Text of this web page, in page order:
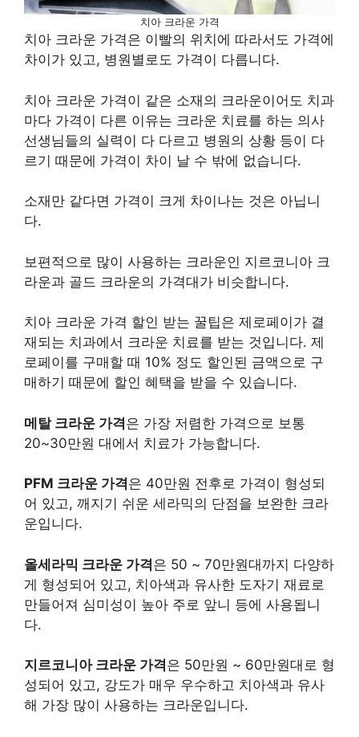
치아 크라운 가격
치아 크라운 가격은 이빨의 위치에 따라서도 가격에
차이가 있고, 병원별로도 가격이 다릅니다.
치아 크라운 가격이 같은 소재의 크라운이어도 치과
마다 가격이 다른 이유는 크라운 치료를 하는 의사
선생님들의 실력이 다 다르고 병원의 상황 등이 다
르기 때문에 가격이 차이 날 수 밖에 없습니다.
소재만 같다면 가격이 크게 차이나는 것은 아닙니
다.
보편적으로 많이 사용하는 크라운인 지르코니아 크
라운과 골드 크라운의 가격대가 비슷합니다.
치아 크라운 가격 할인 받는 꿀팁은 제로페이가 결
재되는 치과에서 크라운 치료를 받는 것입니다. 제
로페이를 구매할 때 10% 정도 할인된 금액으로 구
매하기 때문에 할인 혜택을 받을 수 있습니다.
메탈 크라운 가격은 가장 저렴한 가격으로 보통
20~30만원 대에서 치료가 가능합니다.
PFM 크라운 가격은 40만원 전후로 가격이 형성되
어 있고, 깨지기 쉬운 세라믹의 단점을 보완한 크라
운입니다.
올세라믹 크라운 가격은 50 ~ 70만원대까지 다양하
게 형성되어 있고, 치아색과 유사한 도자기 재료로
만들어져 심미성이 높아 주로 앞니 등에 사용됩니
다.
지르코니아 크라운 가격은 50만원 ~ 60만원대로 형
성되어 있고, 강도가 매우 우수하고 치아색과 유사
해 가장 많이 사용하는 크라운입니다.